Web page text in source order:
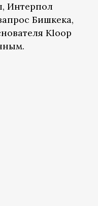
Интерпол
Бишкека,
Kloop